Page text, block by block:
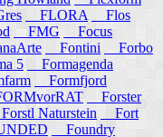
FLORA
Flos
FMG
Focus
Fontini
Forbo
5
Formagenda
Formfjord
Forster
Naturstein
Fort
Foundry